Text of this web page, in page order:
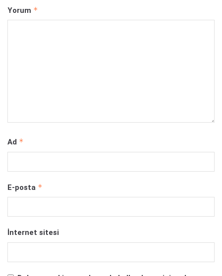
Yorum *
Ad *
E-posta *
İnternet sitesi